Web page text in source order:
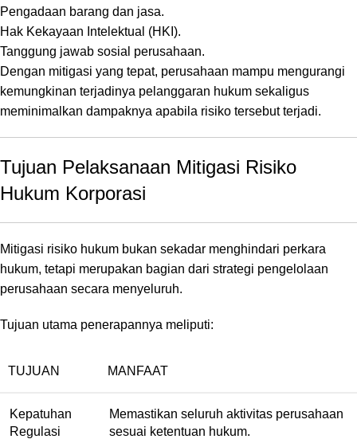
Pengadaan barang dan jasa.
Hak Kekayaan Intelektual (HKI).
Tanggung jawab sosial perusahaan.
Dengan mitigasi yang tepat, perusahaan mampu mengurangi
kemungkinan terjadinya pelanggaran hukum sekaligus
meminimalkan dampaknya apabila risiko tersebut terjadi.
Tujuan Pelaksanaan Mitigasi Risiko
Hukum Korporasi
Mitigasi risiko hukum bukan sekadar menghindari perkara
hukum, tetapi merupakan bagian dari strategi pengelolaan
perusahaan secara menyeluruh.
Tujuan utama penerapannya meliputi:
TUJUAN MANFAAT
Kepatuhan
Regulasi
Memastikan seluruh aktivitas perusahaan
sesuai ketentuan hukum.